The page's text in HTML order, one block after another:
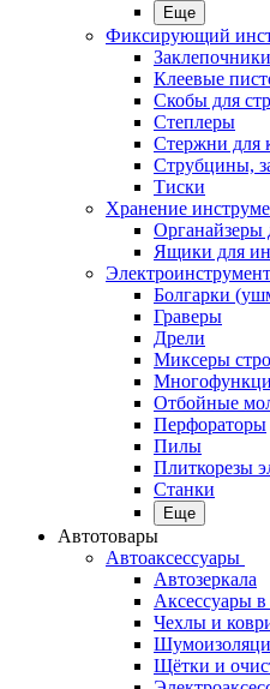
Еще
Фиксирующий
Клеевые
Скобы для
Степлеры
Стержни для
Струбцины,
Тиски
Хранение
Органайзеры
Ящики для
Электроинструмент
Болгарки
Граверы
Дрели
Миксеры
Отбойные
Перфораторы
Пилы
Плиткорезы
Станки
Еще
Автотовары
Автоаксессуары
Автозеркала
Аксессуары в
Чехлы и
Щётки и